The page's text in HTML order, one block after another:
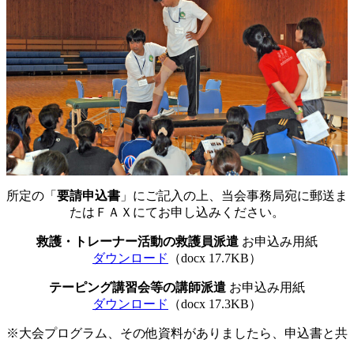
所定の「 要請申込書 」にご記入の上、当会事務局宛に郵送ま
たはＦＡＸにてお申し込みください。
救護・トレーナー活動の救護員派遣 お申込み用紙
ダウンロード
（docx 17.7KB）
テーピング講習会等の講師派遣 お申込み用紙
ダウンロード
（docx 17.3KB）
※大会プログラム、その他資料がありましたら、申込書と共